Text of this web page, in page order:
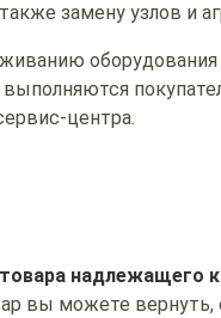
замену узлов и
оборудования
центра.
надлежащего
вы можете